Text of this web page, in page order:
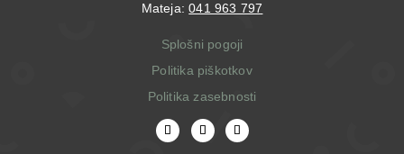
Mateja:041 963 797
Splošni pogoji
Politika piškotkov
Politika zasebnosti